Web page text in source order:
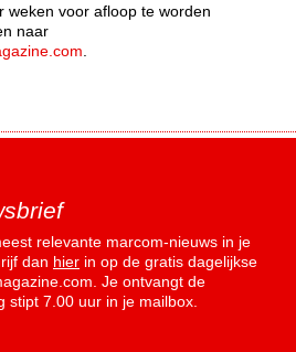
weken voor afloop te worden
naar
relevante marcom-nieuws in je
dan hier in op de gratis dagelijkse
Je ontvangt de
stipt 7.00 uur in je mailbox.